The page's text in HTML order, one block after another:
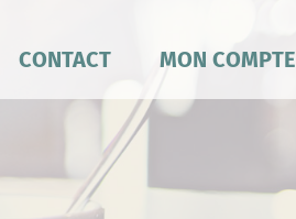
CONTACT MON COMPTE